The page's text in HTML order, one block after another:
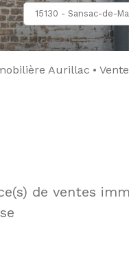
15130 - Sansac-de-
Aurillac Vente
de ventes